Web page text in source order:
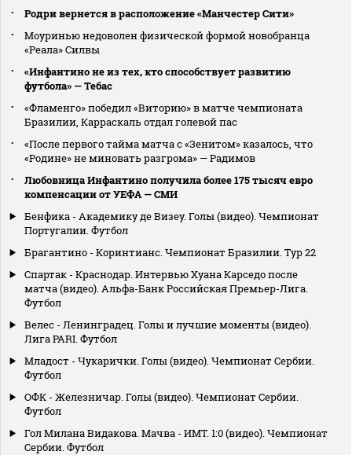
Родри вернется в расположение «Манчестер Сити»
Моуринью недоволен физической формой новобранца
«Реала» Силвы
«Инфантино не из тех, кто способствует развитию
футбола» — Тебас
«Фламенго» победил «Виторию» в матче чемпионата
Бразилии, Карраскаль отдал голевой пас
«После первого тайма матча с «Зенитом» казалось, что
«Родине» не миновать разгрома» — Радимов
Любовница Инфантино получила более 175 тысяч евро
компенсации от УЕФА — СМИ
Бенфика - Академику де Визеу. Голы (видео). Чемпионат
Португалии. Футбол
Брагантино - Коринтианс. Чемпионат Бразилии. Тур 22
Спартак - Краснодар. Интервью Хуана Карседо после
матча (видео). Альфа-Банк Российская Премьер-Лига.
Футбол
Велес - Ленинградец. Голы и лучшие моменты (видео).
Лига PARI. Футбол
Младост - Чукарички. Голы (видео). Чемпионат Сербии.
Футбол
ОФК - Железничар. Голы (видео). Чемпионат Сербии.
Футбол
Гол Милана Видакова. Мачва - ИМТ. 1:0 (видео). Чемпионат
Сербии. Футбол